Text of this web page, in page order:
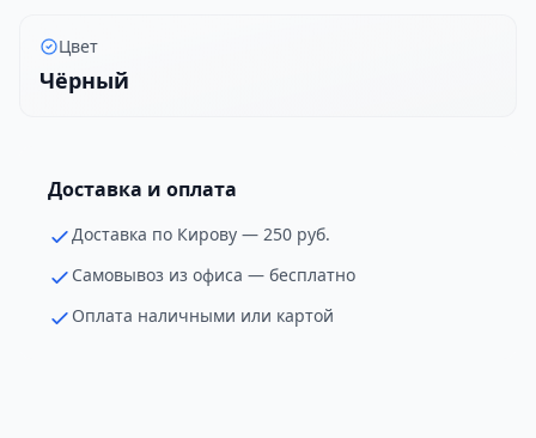
Цвет
Чёрный
Доставка и оплата
Доставка по Кирову — 250 руб.
Самовывоз из офиса — бесплатно
Оплата наличными или картой